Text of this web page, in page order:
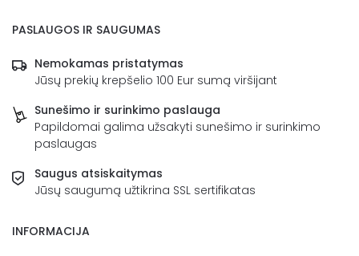
PASLAUGOS IR SAUGUMAS
Nemokamas pristatymas
Jūsų prekių krepšelio 100 Eur sumą viršijant
Sunešimo ir surinkimo paslauga
Papildomai galima užsakyti sunešimo ir surinkimo
paslaugas
Saugus atsiskaitymas
Jūsų saugumą užtikrina SSL sertifikatas
INFORMACIJA